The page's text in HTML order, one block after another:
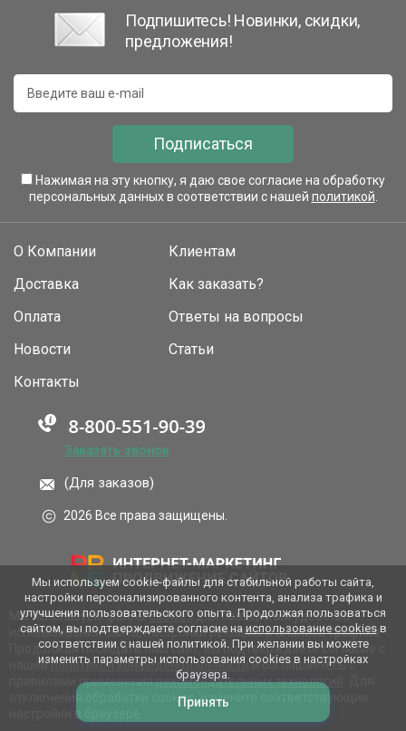
Подпишитесь! Новинки, скидки,
предложения!
Подписаться
Нажимая на эту кнопку, я даю свое согласие на обработку
персональных данных в соответствии с нашей политикой
О Компании
Доставка
Оплата
Новости
Клиентам
Как заказать?
Ответы на вопросы
Статьи
Контакты
Заказать звонок
(Для заказов)
2026 Все права защищены.
Мы используем файлыcookies для повышения удобства
использования сайта, настройки рекламы и анализа трафика.
Продолжая посещать наш сайт, вы подтверждаете согласие с
нашейполитикой конфиденциальностии соглашаетесь с
правилами применениярекомендательных технологий
отключения обработки cookies, измените соответствующие
настройки в браузере.
Мы используем cookie-файлы для стабильной работы сайта,
настройки персонализированного контента, анализа трафика и
улучшения пользовательского опыта. Продолжая пользоваться
сайтом, вы подтверждаете согласие на использование cookiesв
соответствии с нашей политикой. При желании вы можете
изменить параметры использования cookies в настройках
браузера.
Принять